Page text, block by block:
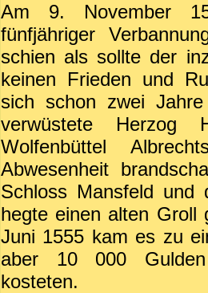
Am 9. November
fünfjähriger
schien als sollte der
keinen Frieden und
sich schon zwei
verwüstete Herzog
Wolfenbüttel
Abwesenheit
Schloss Mansfeld und
hegte einen alten Groll
Juni 1555 kam es zu
aber 10 000 Gulden
kosteten.